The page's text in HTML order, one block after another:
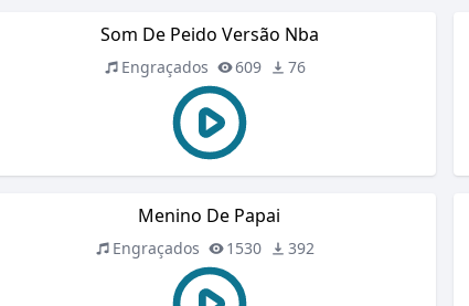
Som De Peido Versão Nba
Engraçados 609 76
Menino De Papai
Engraçados 1530 392